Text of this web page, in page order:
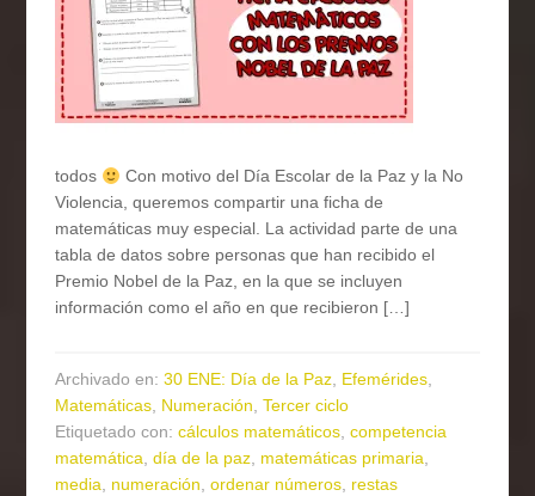
todos
Con motivo del Día Escolar de la Paz y la No
Violencia, queremos compartir una ficha de
matemáticas muy especial. La actividad parte de una
tabla de datos sobre personas que han recibido el
Premio Nobel de la Paz, en la que se incluyen
información como el año en que recibieron […]
Archivado en:30 ENE: Día de la Paz, Efemérides,
Matemáticas, Numeración,Tercer ciclo
Etiquetado con:cálculos matemáticos,competencia
matemática,día de la paz, matemáticas primaria,
media, numeración,ordenar números, restas